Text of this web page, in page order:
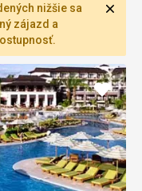
nižšie sa
zájazd a
Pridať
do